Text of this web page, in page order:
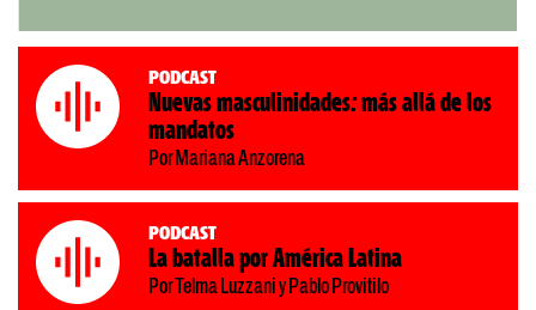
Podcast
Nuevas masculinidades: más allá de los
mandatos
Por Mariana Anzorena
Podcast
La batalla por América Latina
Por Telma Luzzani y Pablo Provitilo